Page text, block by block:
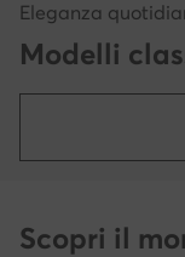
Eleganza
Modelli
Scopri il